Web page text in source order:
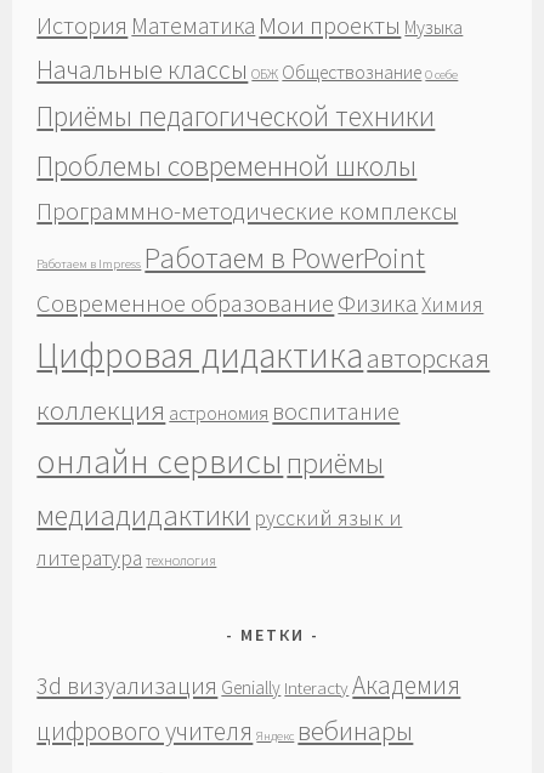
История Математика Мои проекты Музыка
Начальные классы ОБЖ Обществознание О себе
Приёмы педагогической техники
Проблемы современной школы
Программно-методические комплексы
Работаем в Impress Работаем в PowerPoint
Современное образование Физика Химия
Цифровая дидактика авторская
коллекция астрономия воспитание
онлайн сервисы приёмы
медиадидактики русский язык и
литература технология
МЕТКИ
3d визуализация Genially Interacty Академия
цифрового учителя Яндекс вебинары